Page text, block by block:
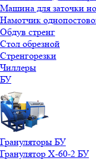
Машина для заточки
Намотчик
Обдув стренг
Стол обрезной
Стренгорезки
Чиллеры
БУ
Грануляторы БУ
Гранулятор X-60-2 БУ